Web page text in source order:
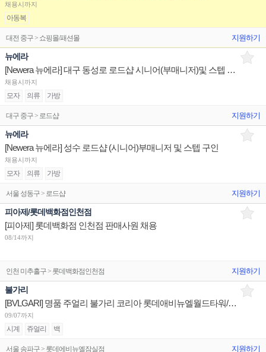
채용시까지
아동복
대전 중구 > 쇼핑몰/패션몰 지원하기
뉴에라
[Newera 뉴에라] 대구 동성로 로드샵 시니어(부매니저)및 스텝 구인
채용시까지
모자 의류 가방
대구 중구 > 로드샵 지원하기
뉴에라
[Newera 뉴에라] 성수 로드샵 (시니어)부매니저 및 스텝 구인
채용시까지
모자 의류 가방
서울 성동구 > 로드샵 지원하기
피아제/롯데백화점인천점
[피아제] 롯데백화점 인천점 판매사원 채용
08/14까지
인천 미추홀구 > 롯데백화점인천점 지원하기
불가리
[BVLGARI] 명품 주얼리 불가리 코리아 롯데애비뉴엘월드타워/현대판교/신세계센텀 부점장 채용
09/07까지
시계 쥬얼리 백
서울 송파구 > 롯데에비뉴엘잠실점 지원하기